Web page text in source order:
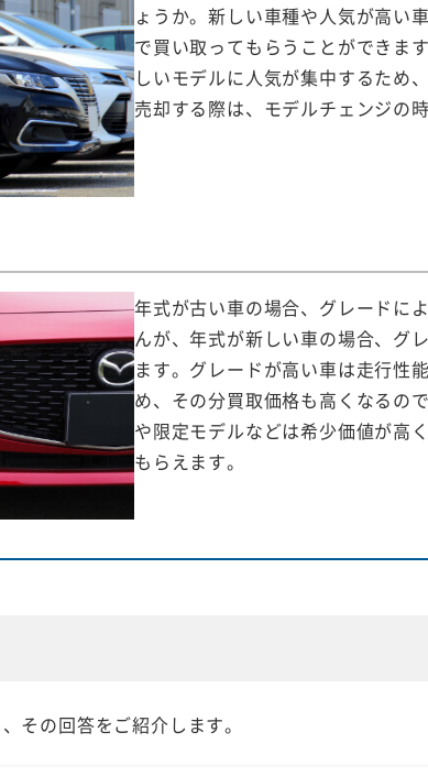
ょうか。新しい車種や人気が高い
で買い取ってもらうことができま
しいモデルに人気が集中するため
売却する際は、モデルチェンジの
年式が古い車の場合、グレードに
んが、年式が新しい車の場合、グ
ます。グレードが高い車は走行性
め、その分買取価格も高くなるの
や限定モデルなどは希少価値が高
もらえます。
その回答をご紹介します。